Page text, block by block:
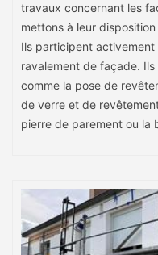
travaux concernant les
mettons à leur
Ils participent
ravalement de façade.
comme la pose de
de verre et de
pierre de parement ou la